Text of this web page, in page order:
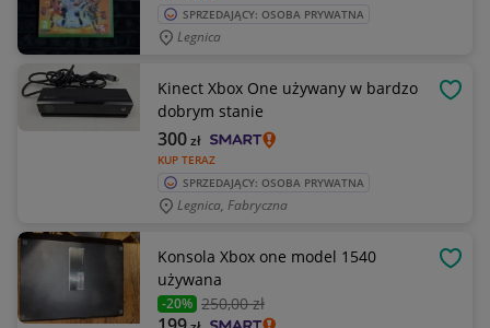
SPRZEDAJĄCY: OSOBA PRYWATNA
Legnica
Kinect Xbox One używany w bardzo
dobrym stanie
KUP TERAZ
300zł
SPRZEDAJĄCY: OSOBA PRYWATNA
Legnica, Fabryczna
Konsola Xbox one model 1540
używana
-20% 250,00 zł